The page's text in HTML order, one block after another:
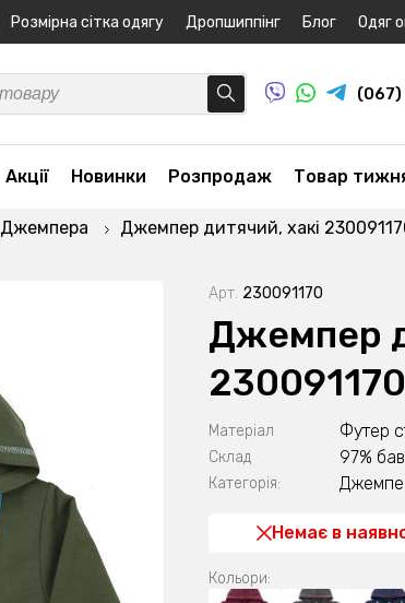
Розмірна сітка одягу Дропшиппінг Блог Одяг
Акції Новинки Розпродаж Товар
Джемпера Джемпер дитячий, хакі
Арт. 230091170
Джемпер
Матеріал Футер
Склад 97%
Категорія:
Немає в
Кольори: